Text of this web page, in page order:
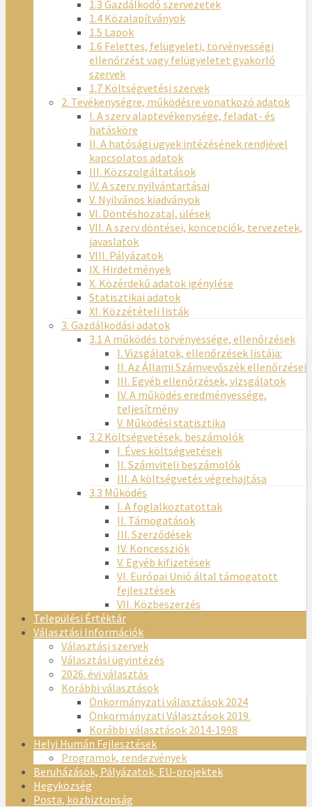
1.3 Gazdálkodó szervezetek
1.4 Közalapítványok
1.5 Lapok
1.6 Felettes, felügyeleti, törvényességi
ellenőrzést vagy felügyeletet gyakorló
szervek
1.7 Költségvetési szervek
2. Tevékenységre, működésre vonatkozó adatok
I. A szerv alaptevékenysége, feladat- és
hatásköre
II. A hatósági ügyek intézésének rendjével
kapcsolatos adatok
III. Közszolgáltatások
IV. A szerv nyilvántartásai
V. Nyilvános kiadványok
VI. Döntéshozatal, ülések
VII. A szerv döntései, koncepciók, tervezetek,
javaslatok
VIII. Pályázatok
IX. Hirdetmények
X. Közérdekű adatok igénylése
Statisztikai adatok
XI. Közzétételi listák
3. Gazdálkodási adatok
3.1 A működés törvényessége, ellenőrzések
I. Vizsgálatok, ellenőrzések listája:
II. Az Állami Számvevőszék ellenőrzései
III. Egyéb ellenőrzések, vizsgálatok
IV. A működés eredményessége,
teljesítmény
V. Működési statisztika
3.2 Költségvetések, beszámolók
I. Éves költségvetések
II. Számviteli beszámolók
III. A költségvetés végrehajtása
3.3 Működés
I. A foglalkoztatottak
II. Támogatások
III. Szerződések
IV. Koncessziók
V. Egyéb kifizetések
VI. Európai Unió által támogatott
fejlesztések
VII. Közbeszerzés
Települési Értéktár
Választási Információk
Választási szervek
Választási ügyintézés
2026. évi választás
Korábbi választások
Önkormányzati választások 2024
Önkormányzati Választások 2019.
Korábbi választások 2014-1998
Helyi Humán Fejlesztések
Programok, rendezvények
Beruházások, Pályázatok, EU-projektek
Hegyközség
Posta, közbiztonság